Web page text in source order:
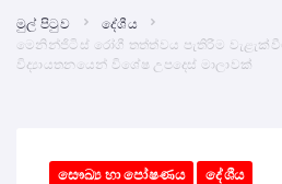
මුල් පිටුව
දේශීය
මෙනින්ජිටිස් රෝගී තත්ත්වය පැතිරීම
විද්‍යායතනයෙන් විශේෂ උපදෙස් මාලාවක්
සෞඛ්‍ය හා පෝෂණය දේශීය